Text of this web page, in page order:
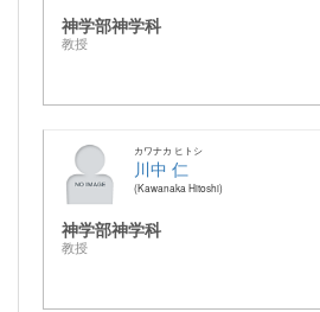
神学部神学科
教授
カワナカ ヒトシ
川中 仁
Kawanaka Hitoshi
神学部神学科
教授